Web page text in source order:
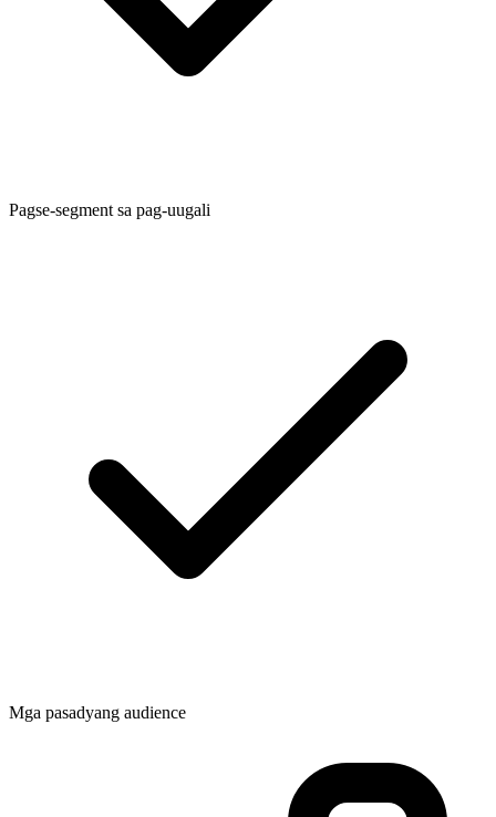
Pagse-segment sa pag-uugali
Mga pasadyang audience